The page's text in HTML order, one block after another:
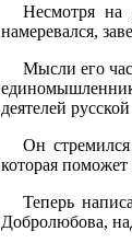
Несмотря на
намеревался,
Мысли его
деятелей
Он
которая поможет
Теперь
Добролюбова,